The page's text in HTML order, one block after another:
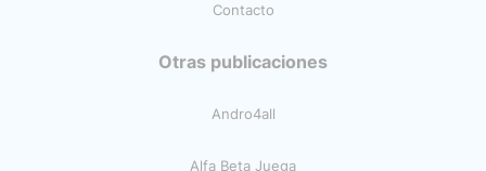
Contacto
Otras publicaciones
Andro4all
Alfa Beta Juega